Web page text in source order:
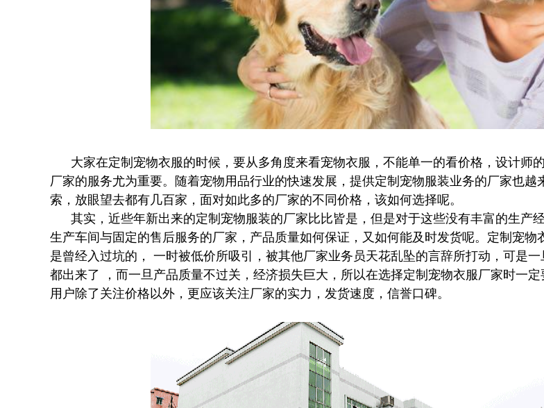
大家在定制宠物衣服的时候，要从多角度来看宠物衣服，不能单一的看价格，设计师
厂家的服务尤为重要。随着宠物用品行业的快速发展，提供定制宠物服装业务的厂家也越
索，放眼望去都有几百家，面对如此多的厂家的不同价格，该如何选择呢。
其实，近些年新出来的定制宠物服装的厂家比比皆是，但是对于这些没有丰富的生产
生产车间与固定的售后服务的厂家，产品质量如何保证，又如何能及时发货呢。定制宠物
是曾经入过坑的， 一时被低价所吸引，被其他厂家业务员天花乱坠的言辞所打动，可是
都出来了 ，而一旦产品质量不过关，经济损失巨大，所以在选择定制宠物衣服厂家时一
用户除了关注价格以外，更应该关注厂家的实力，发货速度，信誉口碑。